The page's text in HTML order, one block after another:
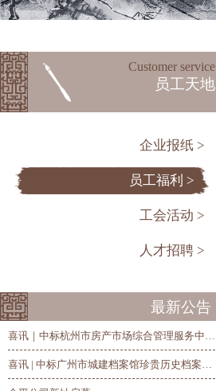
Customer service
员工天地
企业报纸 >
员工福利 >
工会活动 >
人才招聘 >
最新公告
喜讯｜中标杭州市房产市场综合管理服务中心历史房产档案整理、修复和数字化项目
喜讯 | 中标广州市城建档案馆珍贵历史档案抢救修复及数字化项目